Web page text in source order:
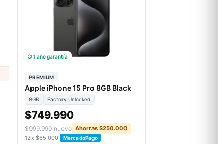
○ 1 año garantía
PREMIUM
Apple iPhone 15 Pro 8GB Black
8GB Factory Unlocked
$749.990
$999.990 nuevo Ahorras $250.000
12x $65.000
MercadoPago